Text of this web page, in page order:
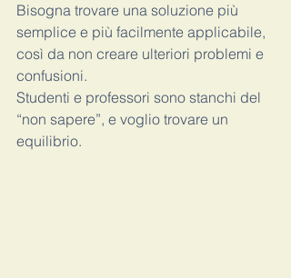
Bisogna trovare una soluzione più
semplice e più facilmente applicabile,
così da non creare ulteriori problemi e
confusioni.
Studenti e professori sono stanchi del
“non sapere”, e voglio trovare un
equilibrio.